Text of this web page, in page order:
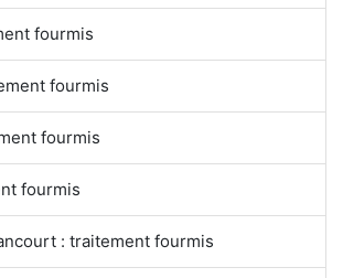
fourmis
fourmis
fourmis
fourmis
: traitement fourmis